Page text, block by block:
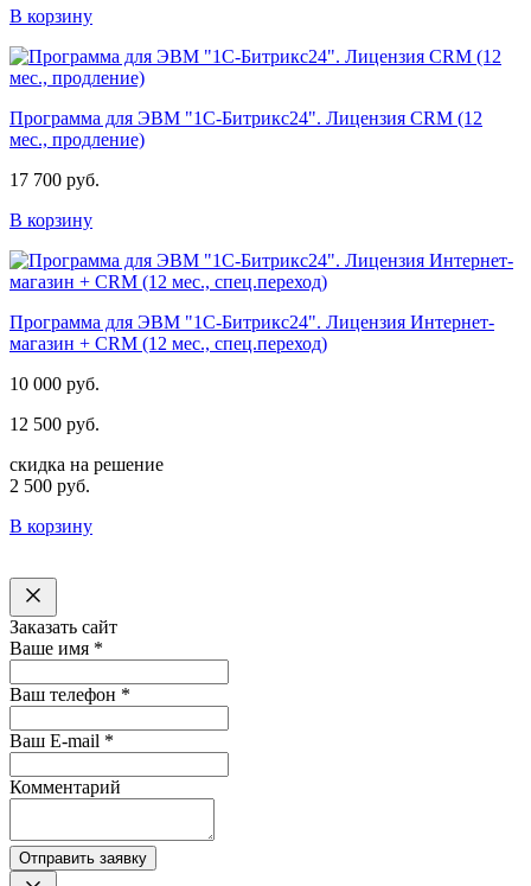
В корзину
Программа для ЭВМ "1С-Битрикс24". Лицензия CRM (12
мес., продление)
17 700 руб.
В корзину
Программа для ЭВМ "1С-Битрикс24". Лицензия Интернет-
магазин + CRM (12 мес., спец.переход)
10 000 руб.
12 500 руб.
скидка на решение
2 500 руб.
В корзину
Заказать сайт
Ваше имя *
Ваш телефон *
Ваш E-mail *
Комментарий
Отправить заявку